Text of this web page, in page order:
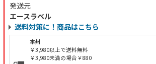
発送元
エースラベル
送料対策に！商品はこちら
本州
￥3,980以上で送料無料
￥3,980未満の場合￥880